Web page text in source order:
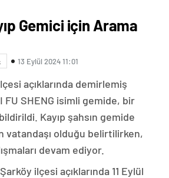
Gemici için Arama
13 Eylül 2024 11:01
açıklarında demirlemiş
FU SHENG isimli gemide, bir
Kayıp şahsın gemide
vatandaşı olduğu belirtilirken,
devam ediyor.
ilçesi açıklarında 11 Eylül